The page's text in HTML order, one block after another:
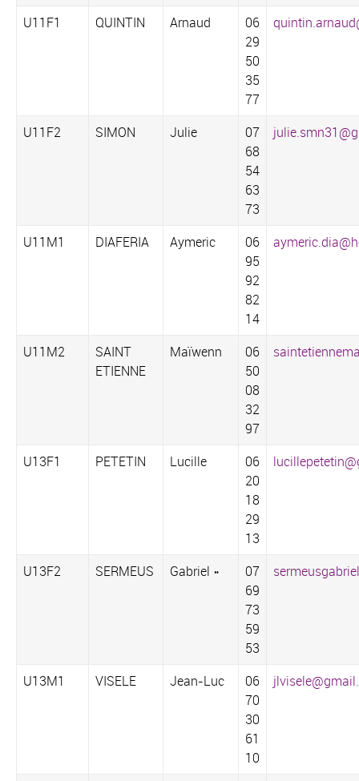
U11F1 QUINTIN Arnaud
06
29
50
35
77
U11F2 SIMON Julie
07
68
54
63
73
U11M1 DIAFERIA Aymeric
06
95
92
82
14
U11M2
SAINT
ETIENNE
Maïwenn
06
50
08
32
97
U13F1 PETETIN Lucille
06
20
18
29
13
U13F2 SERMEUS Gabriel »
07
69
73
59
53
U13M1 VISELE Jean-Luc
06
70
30
61
10